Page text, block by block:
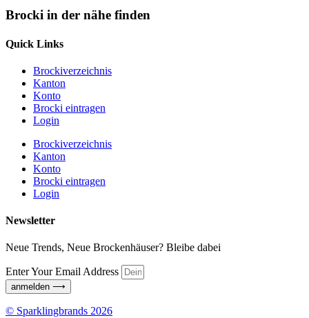
Brocki in der nähe finden
Quick Links
Brockiverzeichnis
Kanton
Konto
Brocki eintragen
Login
Brockiverzeichnis
Kanton
Konto
Brocki eintragen
Login
Newsletter
Neue Trends, Neue Brockenhäuser? Bleibe dabei
Enter Your Email Address
anmelden ⟶
© Sparklingbrands 2026